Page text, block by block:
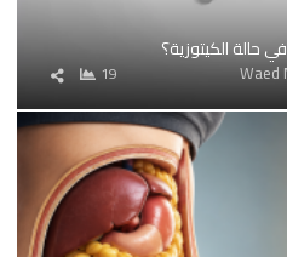
الكيتوزية؟
Waed
19
شارك